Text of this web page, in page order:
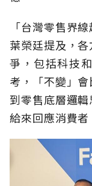
「台灣零售界
葉榮廷提及，
爭，包括科技
考，「不變」
到零售底層邏
給來回應消費者